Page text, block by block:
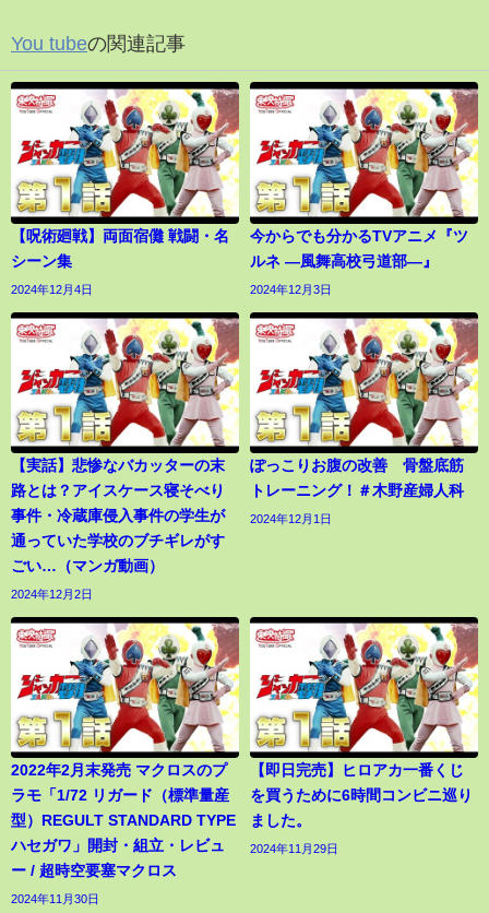
You tubeの関連記事
【呪術廻戦】両面宿儺 戦闘・名
シーン集
2024年12月4日
今からでも分かるTVアニメ『ツ
ルネ ―風舞高校弓道部―』
2024年12月3日
【実話】悲惨なバカッターの末
路とは？アイスケース寝そべり
事件・冷蔵庫侵入事件の学生が
通っていた学校のブチギレがす
ごい…（マンガ動画）
2024年12月2日
ぽっこりお腹の改善 骨盤底筋
トレーニング！＃木野産婦人科
2024年12月1日
2022年2月末発売 マクロスのプ
ラモ「1/72 リガード（標準量産
型）REGULT STANDARD TYPE
ハセガワ」開封・組立・レビュ
ー / 超時空要塞マクロス
2024年11月30日
【即日完売】ヒロアカ一番くじ
を買うために6時間コンビニ巡り
ました。
2024年11月29日